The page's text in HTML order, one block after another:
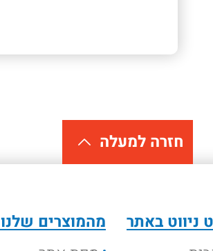
חזרה למעלה
ניווט באתר
מהמוצרים שלנו